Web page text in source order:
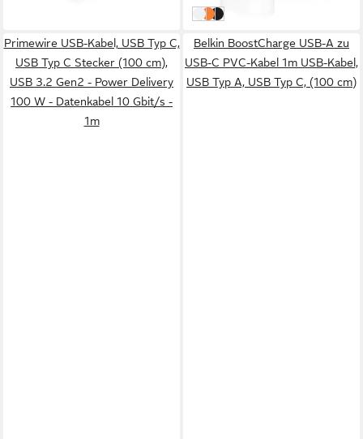
weiß
orange
schwarz
Primewire USB-Kabel, USB Typ C,
USB Typ C Stecker (100 cm),
USB 3.2 Gen2 - Power Delivery
100 W - Datenkabel 10 Gbit/s -
1m
Belkin BoostCharge USB-A zu
USB-C PVC-Kabel 1m USB-Kabel,
USB Typ A, USB Typ C, (100 cm)